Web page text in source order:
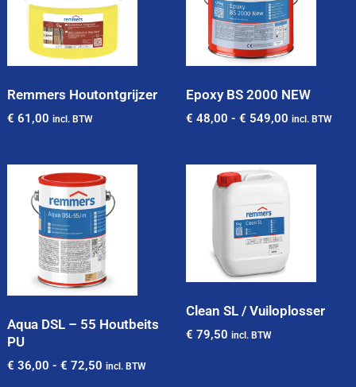
Remmers Houtontgrijzer
€ 61,00 incl. BTW
Epoxy BS 2000 NEW
€ 48,00 - € 549,00 incl. BTW
Aqua DSL – 55 Houtbeits
PU
€ 36,00 - € 72,50 incl. BTW
Clean SL / Vuiloplosser
€ 79,50 incl. BTW